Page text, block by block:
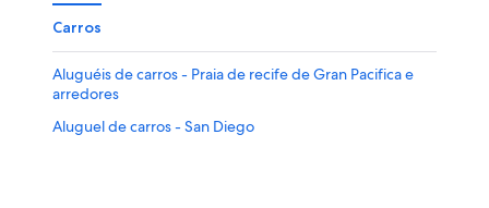
Carros
Aluguéis de carros - Praia de recife de Gran Pacifica e
arredores
Aluguel de carros - San Diego